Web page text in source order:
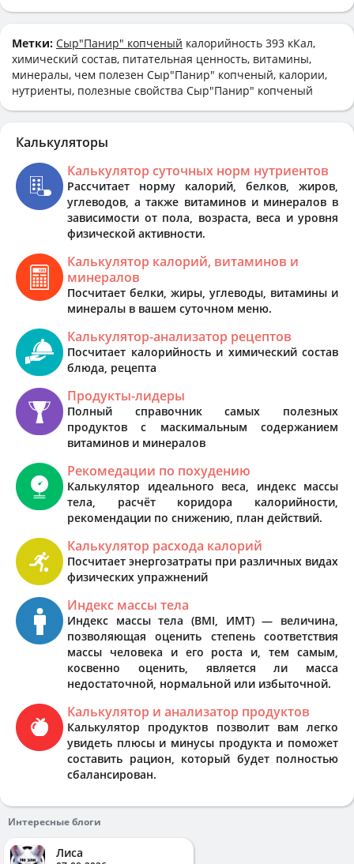
Метки: Cыр"Панир" копченый калорийность 393 кКал,
химический состав, питательная ценность, витамины,
минералы, чем полезен Cыр"Панир" копченый, калории,
нутриенты, полезные свойства Cыр"Панир" копченый
Калькуляторы
Калькулятор суточных норм нутриентов
Рассчитает норму калорий, белков, жиров,
углеводов, а также витаминов и минералов в
зависимости от пола, возраста, веса и уровня
физической активности.
Калькулятор калорий, витаминов и
минералов
Посчитает белки, жиры, углеводы, витамины и
минералы в вашем суточном меню.
Калькулятор-анализатор рецептов
Посчитает калорийность и химический состав
блюда, рецепта
Продукты-лидеры
Полный справочник самых полезных
продуктов с маскимальным содержанием
витаминов и минералов
Рекомедации по похудению
Калькулятор идеального веса, индекс массы
тела, расчёт коридора калорийности,
рекомендации по снижению, план действий.
Калькулятор расхода калорий
Посчитает энергозатраты при различных видах
физических упражнений
Индекс массы тела
Индекс массы тела (BMI, ИМТ) — величина,
позволяющая оценить степень соответствия
массы человека и его роста и, тем самым,
косвенно оценить, является ли масса
недостаточной, нормальной или избыточной.
Калькулятор и анализатор продуктов
Калькулятор продуктов позволит вам легко
увидеть плюсы и минусы продукта и поможет
составить рацион, который будет полностью
сбалансирован.
Интересные блоги
Лиса